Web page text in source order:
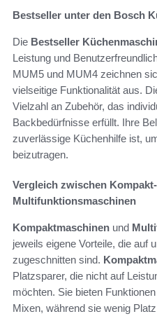
Bestseller unter den Bosch
Die Bestseller
Leistung und
MUM5 und MUM4 zeichnen
vielseitige Funktionalität aus.
Vielzahl an Zubehör, das
Backbedürfnisse erfüllt. Ihre
zuverlässige Küchenhilfe ist,
beizutragen.
Vergleich zwischen
Multifunktionsmaschinen
Kompaktmaschinen und
jeweils eigene Vorteile, die auf
zugeschnitten sind.
Platzsparer, die nicht auf
möchten. Sie bieten
Mixen, während sie wenig